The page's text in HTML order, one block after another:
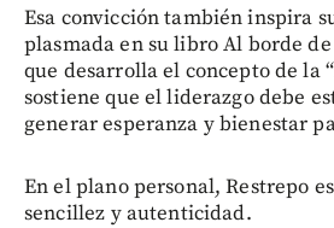
Esa convicción también inspira
plasmada en su libro Al borde
que desarrolla el concepto de la
sostiene que el liderazgo debe
generar esperanza y bienestar
En el plano personal, Restrepo
sencillez y autenticidad.